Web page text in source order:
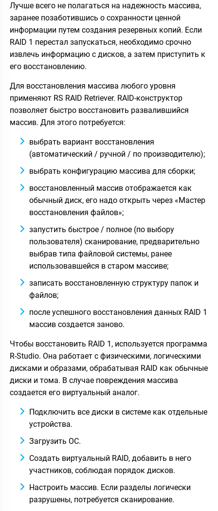
Лучше всего не полагаться на надежность массива,
заранее позаботившись о сохранности ценной
информации путем создания резервных копий. Если
RAID 1 перестал запускаться, необходимо срочно
извлечь информацию с дисков, а затем приступить к
его восстановлению.
Для восстановления массива любого уровня
применяют RS RAID Retriever. RAID-конструктор
позволяет быстро восстановить развалившийся
массив. Для этого потребуется:
выбрать вариант восстановления
(автоматический / ручной / по производителю);
выбрать конфигурацию массива для сборки;
восстановленный массив отображается как
обычный диск, его надо открыть через «Мастер
восстановления файлов»;
запустить быстрое / полное (по выбору
пользователя) сканирование, предварительно
выбрав типа файловой системы, ранее
использовавшейся в старом массиве;
записать восстановленную структуру папок и
файлов;
после успешного восстановления данных RAID 1
массив создается заново.
Чтобы восстановить RAID 1, используется программа
R-Studio. Она работает с физическими, логическими
дисками и образами, обрабатывая RAID как обычные
диски и тома. В случае повреждения массива
создается его виртуальный аналог.
Подключить все диски в системе как отдельные
устройства.
Загрузить ОС.
Создать виртуальный RAID, добавить в него
участников, соблюдая порядок дисков.
Настроить массив. Если разделы логически
разрушены, потребуется сканирование.